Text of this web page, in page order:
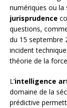
numériques ou la
jurisprudence
questions,
du 15 septembre
incident
théorie de la
L’intelligence
domaine de la
prédictive